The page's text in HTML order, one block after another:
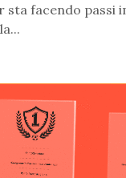
sta facendo passi